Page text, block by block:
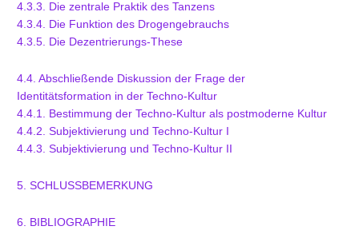
4.3.3. Die zentrale Praktik des Tanzens
4.3.4. Die Funktion des Drogengebrauchs
4.3.5. Die Dezentrierungs-These
4.4. Abschließende Diskussion der Frage der
Identitätsformation in der Techno-Kultur
4.4.1. Bestimmung der Techno-Kultur als postmoderne Kultur
4.4.2. Subjektivierung und Techno-Kultur I
4.4.3. Subjektivierung und Techno-Kultur II
5. SCHLUSSBEMERKUNG
6. BIBLIOGRAPHIE